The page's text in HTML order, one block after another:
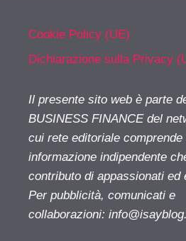
Cookie Policy (UE)
Dichiarazione sulla Privacy
Il presente sito web è parte
BUSINESS FINANCE del
cui rete editoriale
informazione indipendente
contributo di appassionati ed
Per pubblicità, comunicati e
collaborazioni: